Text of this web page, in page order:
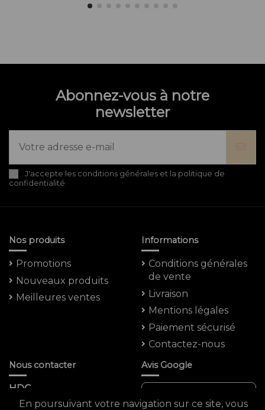
Abonnez-vous à notre
newsletter
J'accepte les conditions générales et la politique de
confidentialité
Nos produits
Promotions
Nouveaux produits
Meilleures ventes
Informations
Conditions générales
de vente
Livraison
Mentions légales
Paiement sécurisé
Contactez-nous
Nous contacter
HDC
5 Rue Saint -marc
Avis Google
Note moyenne :
En poursuivant votre navigation sur ce site, vous